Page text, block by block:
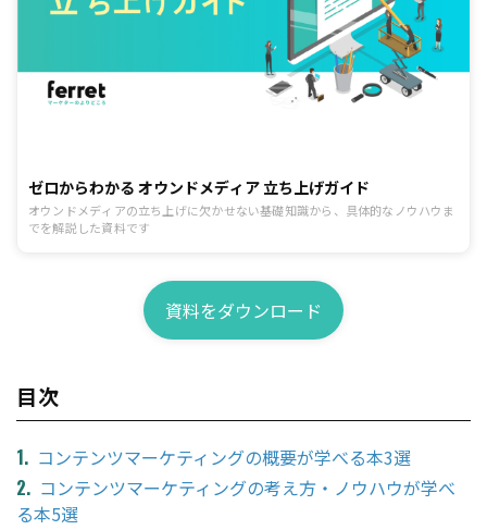
ゼロからわかる オウンドメディア 立ち上げガイド
オウンドメディアの立ち上げに欠かせない基礎知識から、具体的なノウハウま
でを解説した資料です
資料をダウンロード
目次
コンテンツマーケティングの概要が学べる本3選
コンテンツマーケティングの考え方・ノウハウが学べ
る本5選